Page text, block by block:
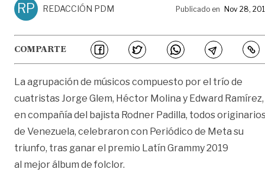
RP REDACCIÓN PDM Publicado en Nov 28,
COMPARTE
La agrupación de músicos compuesto por el trío de
cuatristas Jorge Glem, Héctor Molina y Edward Ramírez,
en compañía del bajista Rodner Padilla, todos
de Venezuela, celebraron con Periódico de Meta su
triunfo, tras ganar el premio Latín Grammy 2019
al mejor álbum de folclor.